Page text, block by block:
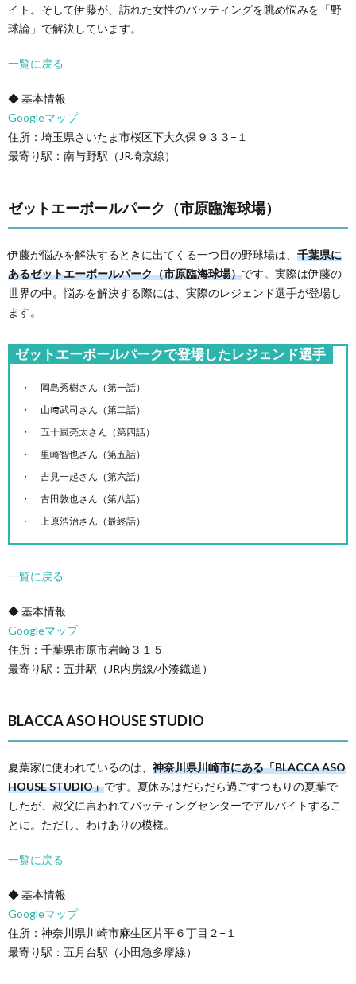
イト。そして伊藤が、訪れた女性のバッティングを眺め悩みを「野
球論」で解決しています。
一覧に戻る
◆ 基本情報
Googleマップ
住所：埼玉県さいたま市桜区下大久保９３３−１
最寄り駅：南与野駅（JR埼京線）
ゼットエーボールパーク（市原臨海球場）
伊藤が悩みを解決するときに出てくる一つ目の野球場は、 千葉県に
あるゼットエーボールパーク（市原臨海球場）です。実際は伊藤の
世界の中。悩みを解決する際には、実際のレジェンド選手が登場し
ます。
ゼットエーボールパークで登場したレジェンド選手
岡島秀樹さん（第一話）
山﨑武司さん（第二話）
五十嵐亮太さん（第四話）
里崎智也さん（第五話）
吉見一起さん（第六話）
古田敦也さん（第八話）
上原浩治さん（最終話）
一覧に戻る
◆ 基本情報
Googleマップ
住所：千葉県市原市岩崎３１５
最寄り駅：五井駅（JR内房線/小湊鐡道）
BLACCA ASO HOUSE STUDIO
夏葉家に使われているのは、 神奈川県川崎市にある「BLACCA ASO
HOUSE STUDIO」です。夏休みはだらだら過ごすつもりの夏葉で
したが、叔父に言われてバッティングセンターでアルバイトするこ
とに。ただし、わけありの模様。
一覧に戻る
◆ 基本情報
Googleマップ
住所：神奈川県川崎市麻生区片平６丁目２−１
最寄り駅：五月台駅（小田急多摩線）